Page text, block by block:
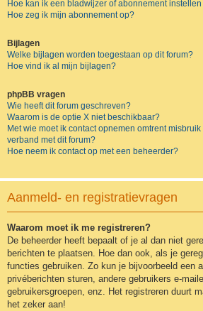
Hoe kan ik een bladwijzer of abonnement
Hoe zeg ik mijn abonnement op?
Bijlagen
Welke bijlagen worden toegestaan op dit forum?
Hoe vind ik al mijn bijlagen?
phpBB vragen
Wie heeft dit forum geschreven?
Waarom is de optie X niet beschikbaar?
Met wie moet ik contact opnemen omtrent
verband met dit forum?
Hoe neem ik contact op met een beheerder?
Aanmeld- en registratievragen
Waarom moet ik me registreren?
De beheerder heeft bepaalt of je al dan niet
berichten te plaatsen. Hoe dan ook, als je
functies gebruiken. Zo kun je bijvoorbeeld een
privéberichten sturen, andere gebruikers e-
gebruikersgroepen, enz. Het registreren duurt
het zeker aan!